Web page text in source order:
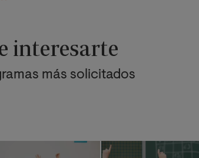
interesarte
más solicitados